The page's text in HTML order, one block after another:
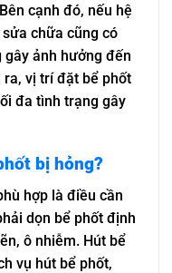
cạnh đó, nếu hệ
chữa cũng có
gây ảnh hưởng đến
vị trí đặt bể phốt
đa tình trạng gây
bị hỏng?
hợp là điều cần
dọn bể phốt định
ô nhiễm. Hút bể
vụ hút bể phốt,